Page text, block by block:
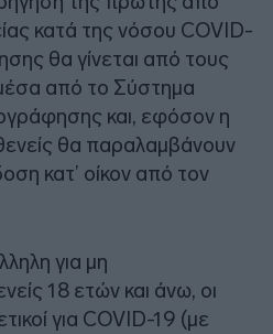
κατά της νόσου COVID-
θα γίνεται από τους
από το Σύστημα
και, εφόσον η
θα παραλαμβάνουν
κατ’ οίκον από τον
για μη
18 ετών και άνω, οι
για COVID-19 (με